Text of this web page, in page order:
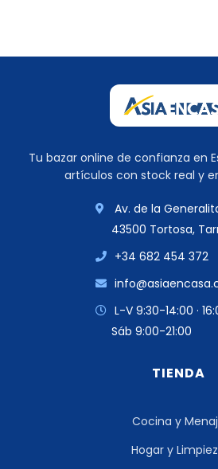
Tu bazar online de confianza en
artículos con stock real y
Av. de la
43500 Tortosa,
+34 682 454 372
L-V 9:30-14:00 ·
Sáb 9:00-21:00
TIENDA
Cocina y
Hogar y